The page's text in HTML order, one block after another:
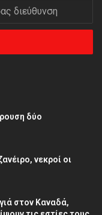
δύο
νεκροί οι
στον Καναδά,